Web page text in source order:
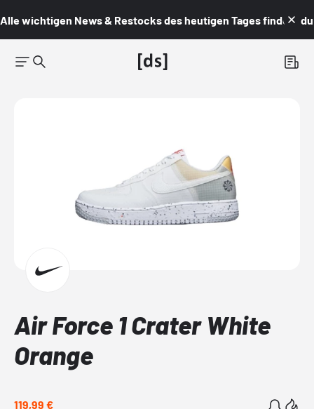
Alle wichtigen News & Restocks des heutigen Tages findest du
Air Force 1 Crater White
Orange
119,99 €